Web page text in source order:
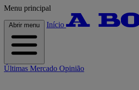
Menu principal
Abrir menu Início
Últimas Mercado Opinião